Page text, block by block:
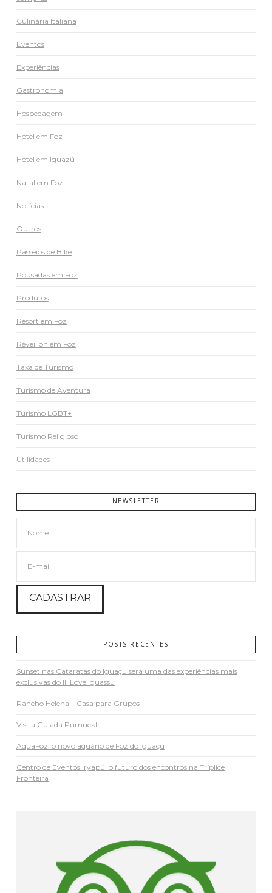
Culinária Italiana
Eventos
Experiências
Gastronomia
Hospedagem
Hotel em Foz
Hotel em Iguazú
Natal em Foz
Notícias
Outros
Passeios de Bike
Pousadas em Foz
Produtos
Resort em Foz
Réveillon em Foz
Taxa de Turismo
Turismo de Aventura
Turismo LGBT+
Turismo Religioso
Utilidades
NEWSLETTER
POSTS RECENTES
Sunset nas Cataratas do Iguaçu será uma das experiências mais
exclusivas do III Love Iguassu
Rancho Helena – Casa para Grupos
Visita Guiada Pumuckl
AquaFoz: o novo aquário de Foz do Iguaçu
Centro de Eventos Iryapú: o futuro dos encontros na Tríplice
Fronteira